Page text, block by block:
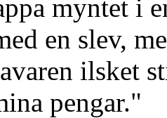
myntet i
en slev,
ilsket
pengar."